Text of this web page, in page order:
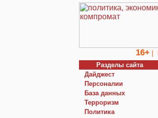
16+ |
Разделы сайта
Дайджест
Персоналии
База данных
Терроризм
Политика